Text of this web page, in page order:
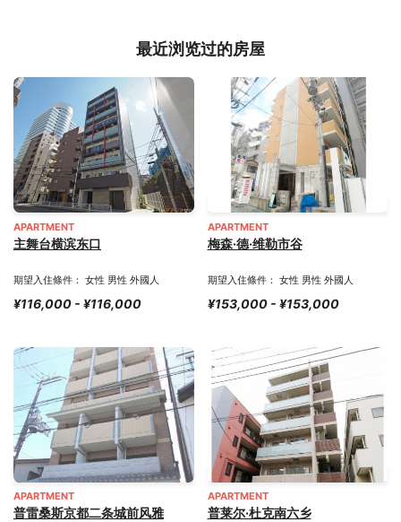
最近浏览过的房屋
APARTMENT
主舞台横滨东口
期望入住條件： 女性 男性 外國人
¥116,000 - ¥116,000
APARTMENT
梅森·德·维勒市谷
期望入住條件： 女性 男性 外國人
¥153,000 - ¥153,000
APARTMENT
普雷桑斯京都二条城前风雅
APARTMENT
普莱尔·杜克南六乡